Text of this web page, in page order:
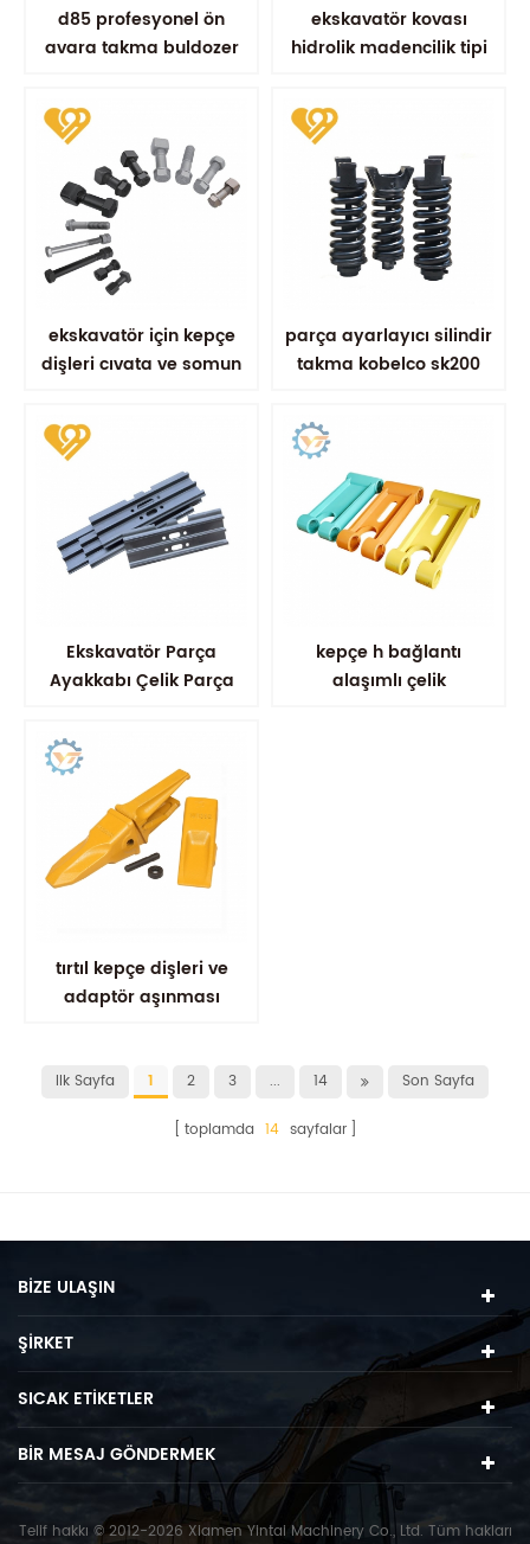
d85 profesyonel ön
avara takma buldozer
ekskavatör kovası
hidrolik madencilik tipi
ekskavatör için kepçe
dişleri cıvata ve somun
parça ayarlayıcı silindir
takma kobelco sk200
Ekskavatör Parça
Ayakkabı Çelik Parça
kepçe h bağlantı
alaşımlı çelik
tırtıl kepçe dişleri ve
adaptör aşınması
Ilk Sayfa 1 2 3 ... 14 Son Sayfa
toplamda 14 sayfalar
BIZE ULAŞIN
ŞIRKET
SICAK ETIKETLER
BIR MESAJ GÖNDERMEK
Telif hakkı © 2012-2026 Xiamen Yintai Machinery Co., Ltd. Tüm hakları